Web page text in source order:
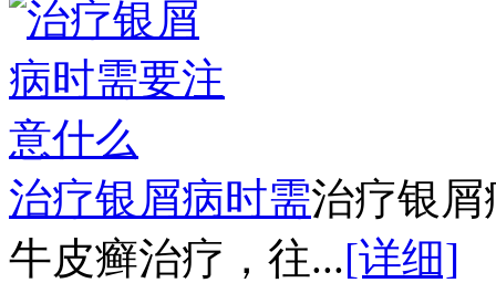
治疗银屑病时需治疗银
牛皮癣治疗，往...[详细]